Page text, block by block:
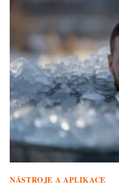
NÁSTROJE A APLIKACE